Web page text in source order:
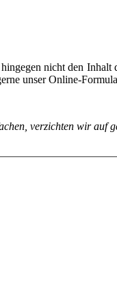
nicht den Inhalt
unser Online-
verzichten wir auf